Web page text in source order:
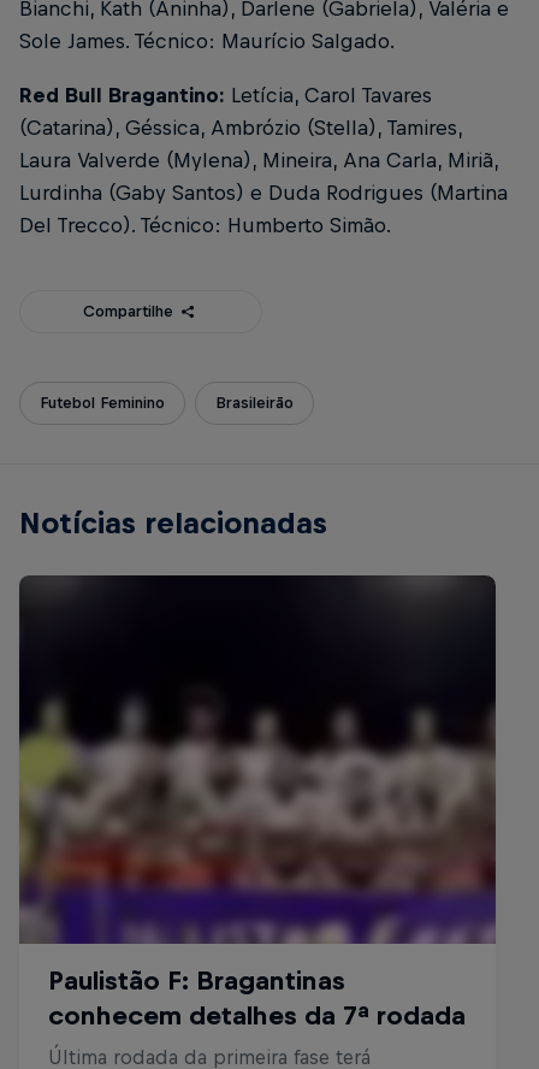
Bianchi, Kath (Aninha), Darlene (Gabriela), Valéria e
Sole James. Técnico: Maurício Salgado.
Red Bull Bragantino: Letícia, Carol Tavares
(Catarina), Géssica, Ambrózio (Stella), Tamires,
Laura Valverde (Mylena), Mineira, Ana Carla, Miriã,
Lurdinha (Gaby Santos) e Duda Rodrigues (Martina
Del Trecco). Técnico: Humberto Simão.
Compartilhe
Futebol Feminino Brasileirão
Notícias relacionadas